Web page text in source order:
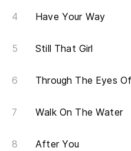
Have Your Way
Still That Girl
Through The Eyes
Walk On The Water
After You